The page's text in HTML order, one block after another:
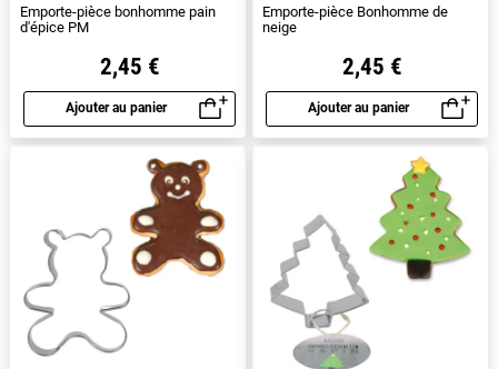
Emporte-pièce bonhomme pain
d'épice PM
2,45 €
Ajouter au panier
Aperçu rapide
Emporte-pièce Bonhomme de
neige
2,45 €
Ajouter au panier
Aperçu rapide